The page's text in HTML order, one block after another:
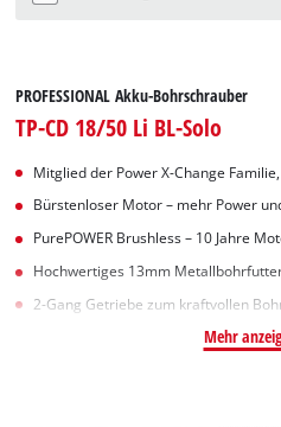
PROFESSIONAL Akku-Bohrschrauber
TP-CD 18/50 Li BL-Solo
Mitglied der Power X-Change
Bürstenloser Motor – mehr Power
PurePOWER Brushless – 10 Jahre
Hochwertiges 13mm
2-Gang Getriebe zum kraftvollen
Mehr